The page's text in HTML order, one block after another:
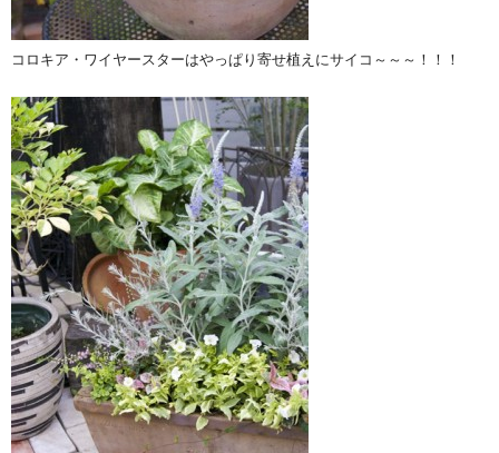
コロキア・ワイヤースターはやっぱり寄せ植えにサイコ～～～！！！